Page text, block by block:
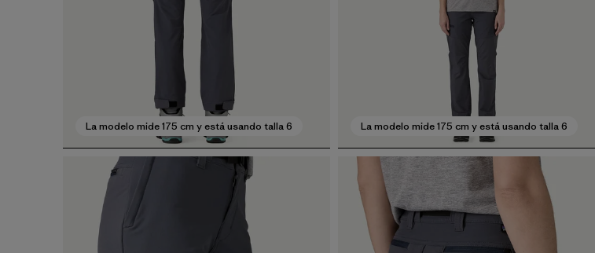
La modelo mide 175 cm y está usando talla 6 La modelo mide 175 cm y está usando talla 6